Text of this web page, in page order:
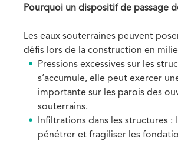
Pourquoi un dispositif de passage
Les eaux souterraines peuvent
défis lors de la construction en
Pressions excessives sur les
s’accumule, elle peut exercer
importante sur les parois des
souterrains.
Infiltrations dans les structures :
pénétrer et fragiliser les